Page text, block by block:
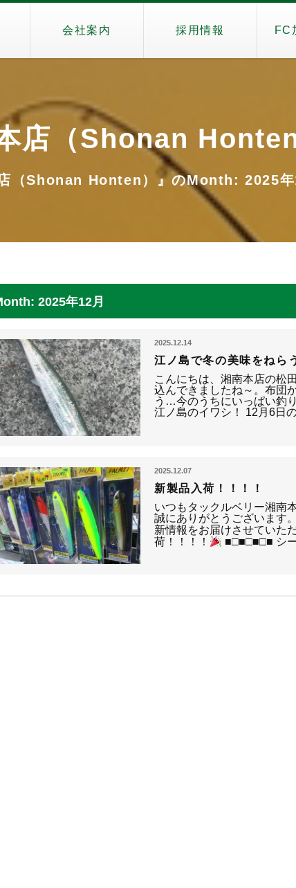
会社案内 採用情報 FC
店（Shonan Honten
店（Shonan Honten）』のMonth: 2025年
2025年12月
2025.12.14
江ノ島で冬の美味をねら
こんにちは、湘南本店の松
込んできましたね～。布団
う…今のうちにいっぱい釣
江ノ島のイワシ！ 12月6日
2025.12.07
新製品入荷！！！！
いつもタックルベリー湘南
誠にありがとうございます
新情報をお届けさせていた
荷！！！！
■□■□■□■ シ